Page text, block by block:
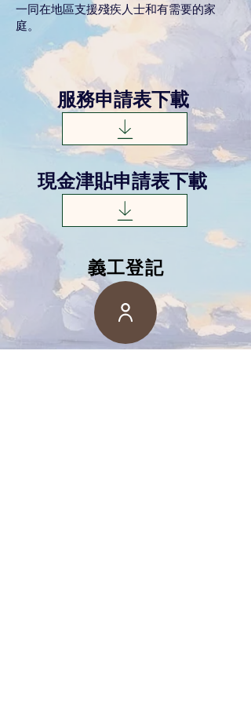
一同在地區支援殘疾人士和有需要的家
庭。
服務申請表下載
現金津貼申請表下載
​義工登記